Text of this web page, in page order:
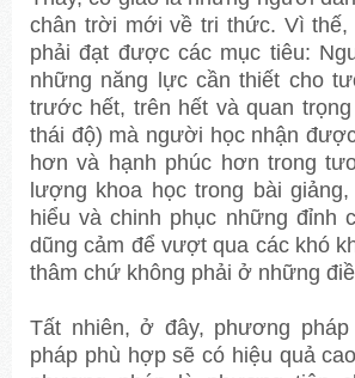
chân trời mới về tri thức. Vì
phải đạt được các mục tiêu:
những năng lực cần thiết cho
trước hết, trên hết và quan
thái độ) mà người học nhận
hơn và hạnh phúc hơn trong
lượng khoa học trong bài
hiểu và chinh phục những đỉnh
dũng cảm để vượt qua các khó
thâm chứ không phải ở những
Tất nhiên, ở đây, phương
pháp phù hợp sẽ có hiệu quả